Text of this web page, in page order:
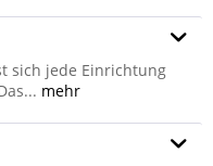
sich jede Einrichtung
mehr